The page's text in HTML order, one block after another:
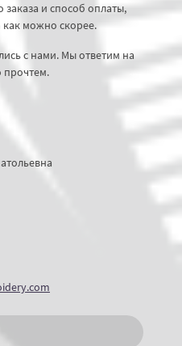
и способ оплаты,
можно скорее.
с нами. Мы ответим на
прочтем.